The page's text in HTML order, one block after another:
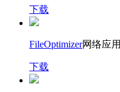
下载
FileOptimizer网络应用
下载